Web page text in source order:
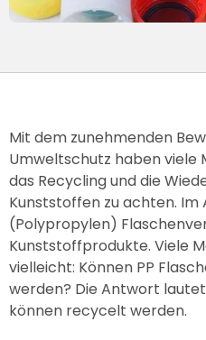
Mit dem zunehmenden
Umweltschutz haben viele
das Recycling und die
Kunststoffen zu achten. Im
(Polypropylen)
Kunststoffprodukte. Viele
vielleicht: Können PP
werden? Die Antwort
können recycelt werden.